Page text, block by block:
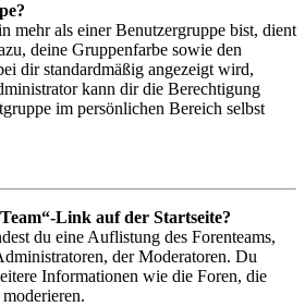
mehr als einer Benutzergruppe bist, dient
deine Gruppenfarbe sowie den
dir standardmäßig angezeigt wird,
kann dir die Berechtigung
im persönlichen Bereich selbst
Link auf der Startseite?
du eine Auflistung des Forenteams,
der Moderatoren. Du
Informationen wie die Foren, die